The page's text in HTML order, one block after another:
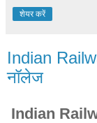
शेयर करें
Indian
नॉलेज
Indian